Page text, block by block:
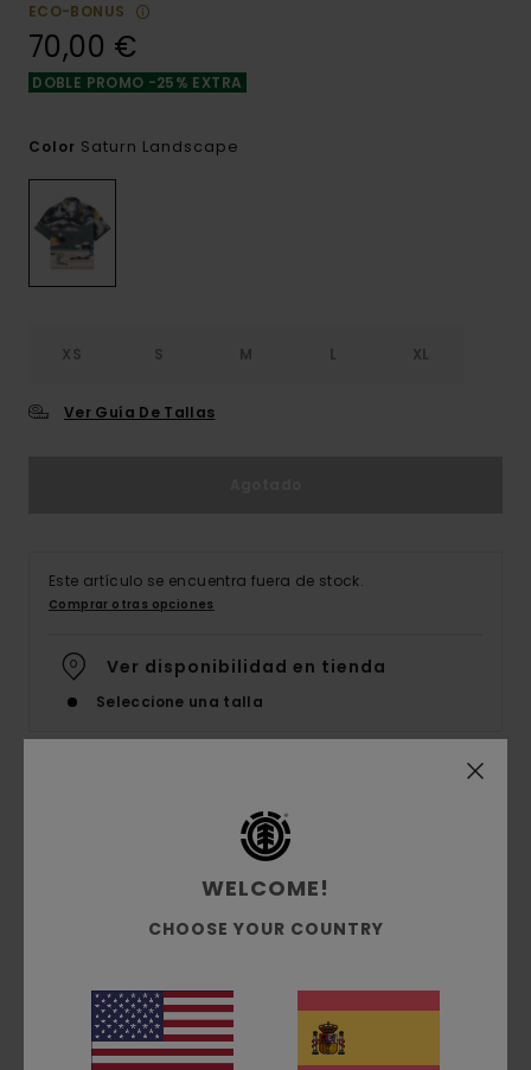
ECO-BONUS
70,00 €
DOBLE PROMO -25% EXTRA
Color Saturn Landscape
XS S M L XL
Ver Guía De Tallas
Este artículo se encuentra fuera de stock.
Comprar otras opciones
Ver disponibilidad en tienda
Seleccione una talla
Detalles & características
Camisa de Manga Corta Verde Hombre
Código de color
Tejido:viscosa ECOVERO™
Corte:Corte amplio
WELCOME!
CHOOSE YOUR COUNTRY